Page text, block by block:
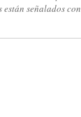
señalados con